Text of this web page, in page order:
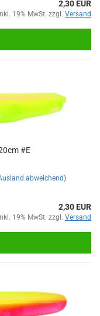
2,30 EUR
19% MwSt. zzgl. Versand
#E
abweichend)
2,30 EUR
19% MwSt. zzgl. Versand